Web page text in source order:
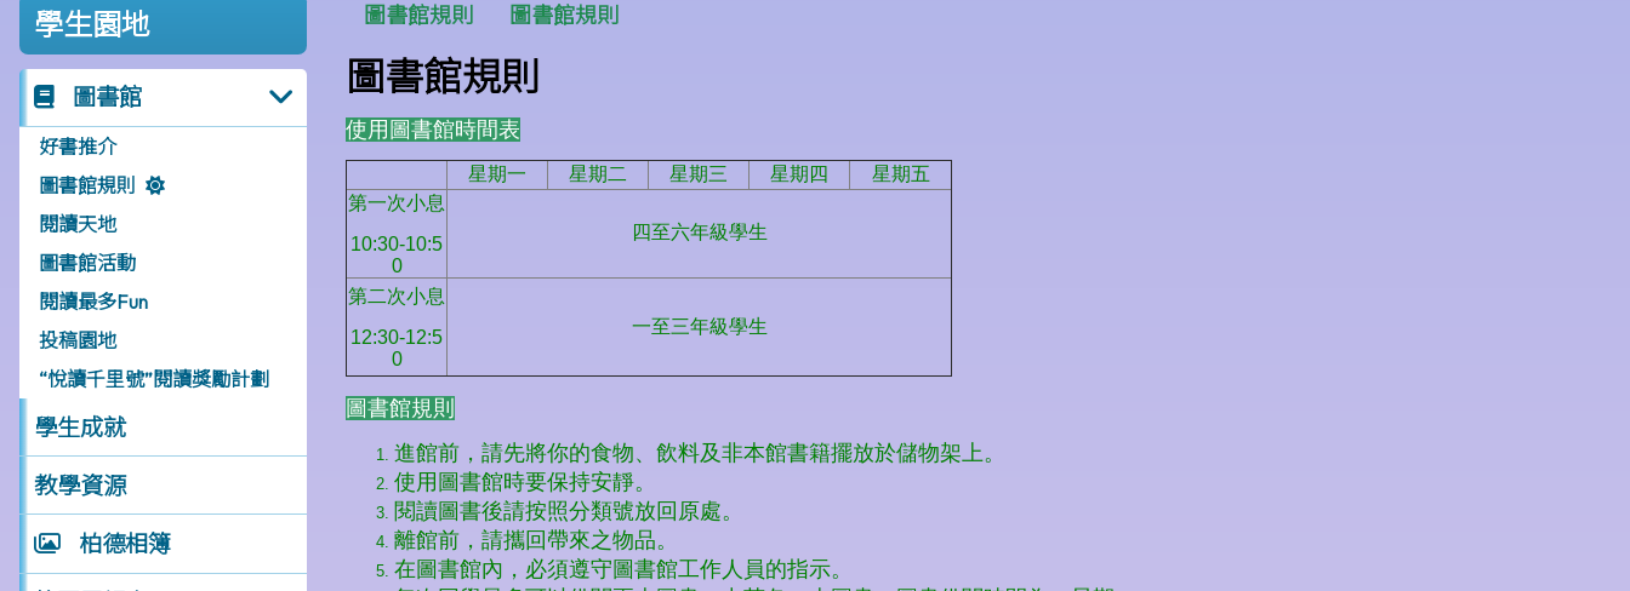
學生園地
圖書館
好書推介
圖書館規則
閱讀天地
圖書館活動
閱讀最多Fun
投稿園地
“悅讀千里號”閱讀獎勵計劃
學生成就
教學資源
柏德相簿
圖書館規則 圖書館規則
圖書館規則